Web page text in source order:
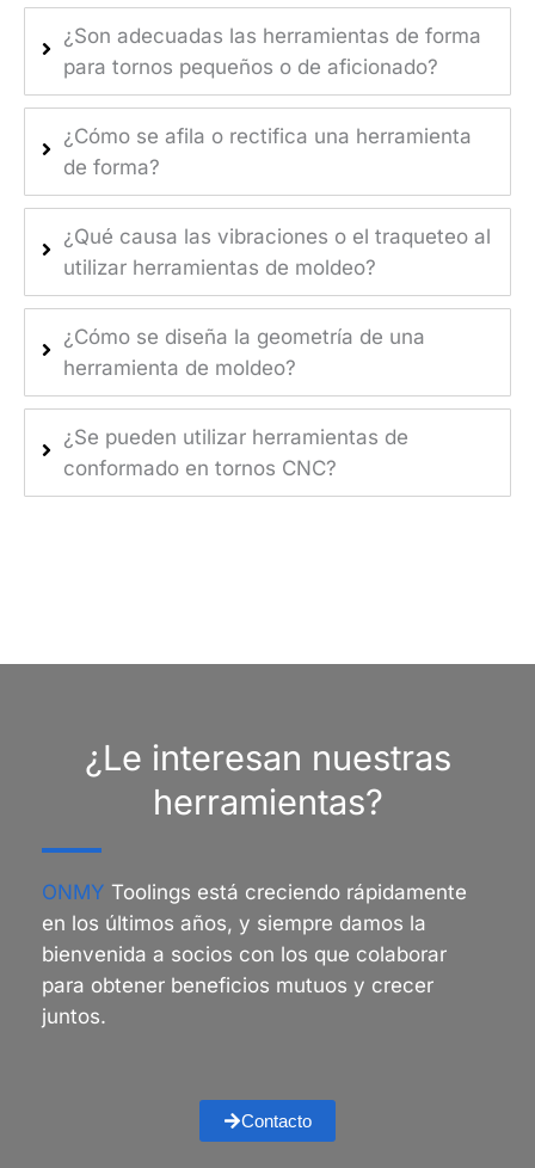
¿Son adecuadas las herramientas de forma
para tornos pequeños o de aficionado?
¿Cómo se afila o rectifica una herramienta
de forma?
¿Qué causa las vibraciones o el traqueteo al
utilizar herramientas de moldeo?
¿Cómo se diseña la geometría de una
herramienta de moldeo?
¿Se pueden utilizar herramientas de
conformado en tornos CNC?
¿Le interesan nuestras
herramientas?
ONMY Toolings está creciendo rápidamente
en los últimos años, y siempre damos la
bienvenida a socios con los que colaborar
para obtener beneficios mutuos y crecer
juntos.
Contacto